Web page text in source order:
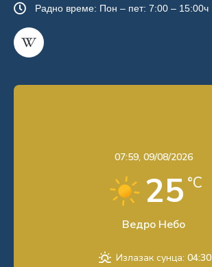
Радно време: Пон – пет: 7:00 – 15:00ч
07:59, 09/08/2026
25 °C
Ведро Небо
Излазак сунца: 04:30